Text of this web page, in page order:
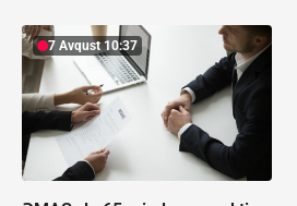
7 Avqust 10:37